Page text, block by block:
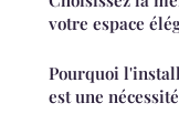
votre espace
Pourquoi
est une